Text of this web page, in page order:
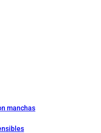
manchas